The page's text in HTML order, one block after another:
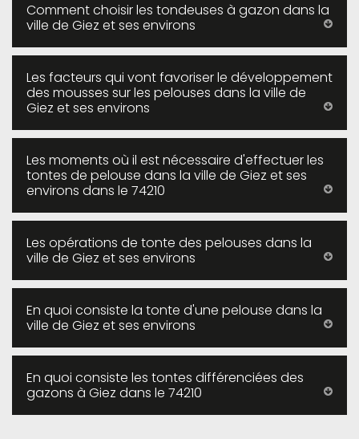
Comment choisir les tondeuses à gazon dans la
ville de Giez et ses environs
Les facteurs qui vont favoriser le développement
des mousses sur les pelouses dans la ville de
Giez et ses environs
Les moments où il est nécessaire d'effectuer les
tontes de pelouse dans la ville de Giez et ses
environs dans le 74210
Les opérations de tonte des pelouses dans la
ville de Giez et ses environs
En quoi consiste la tonte d'une pelouse dans la
ville de Giez et ses environs
En quoi consiste les tontes différenciées des
gazons à Giez dans le 74210